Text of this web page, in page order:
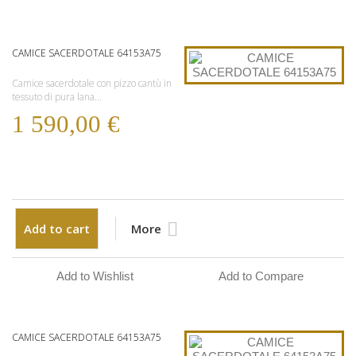
CAMICE SACERDOTALE 64153A75
Camice sacerdotale con pizzo cantù in
tessuto di pura lana...
1 590,00 €
Add to cart More
Add to Wishlist Add to Compare
CAMICE SACERDOTALE 64153A75